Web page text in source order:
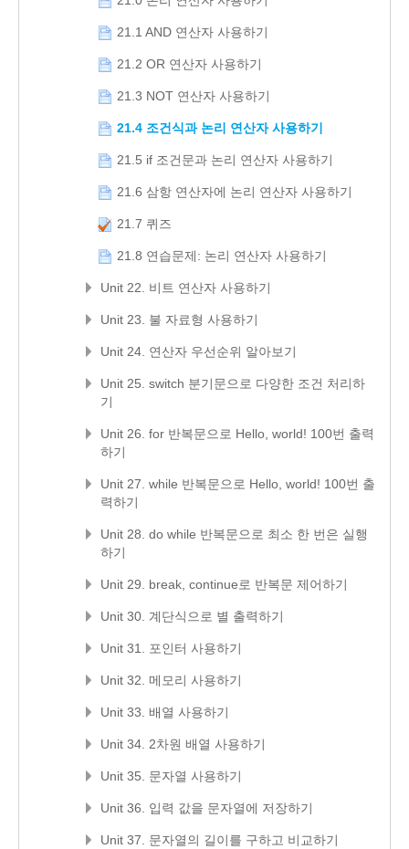
21.1 AND 연산자 사용하기
21.2 OR 연산자 사용하기
21.3 NOT 연산자 사용하기
21.4 조건식과 논리 연산자 사용하기
21.5 if 조건문과 논리 연산자 사용하기
21.6 삼항 연산자에 논리 연산자 사용하기
21.7 퀴즈
21.8 연습문제: 논리 연산자 사용하기
Unit 22. 비트 연산자 사용하기
Unit 23. 불 자료형 사용하기
Unit 24. 연산자 우선순위 알아보기
Unit 25. switch 분기문으로 다양한 조건 처리하
기
Unit 26. for 반복문으로 Hello, world! 100번 출력
하기
Unit 27. while 반복문으로 Hello, world! 100번 출
력하기
Unit 28. do while 반복문으로 최소 한 번은 실행
하기
Unit 29. break, continue로 반복문 제어하기
Unit 30. 계단식으로 별 출력하기
Unit 31. 포인터 사용하기
Unit 32. 메모리 사용하기
Unit 33. 배열 사용하기
Unit 34. 2차원 배열 사용하기
Unit 35. 문자열 사용하기
Unit 36. 입력 값을 문자열에 저장하기
Unit 37. 문자열의 길이를 구하고 비교하기